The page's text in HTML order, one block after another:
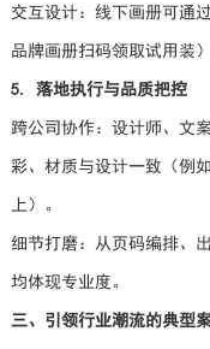
交互设计：线下画册可通
品牌画册扫码领取试用装）
5. 落地执行与品质把控
跨公司协作：设计师、文
彩、材质与设计一致（例
上）。
细节打磨：从页码编排、
均体现专业度。
三、引领行业潮流的典型